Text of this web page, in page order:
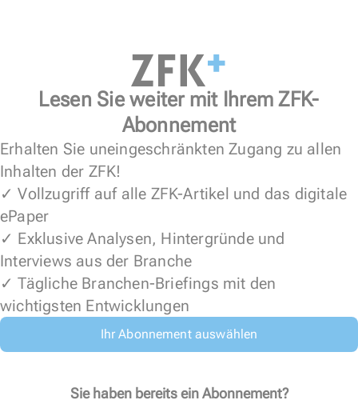
Lesen Sie weiter mit Ihrem ZFK-
Abonnement
Erhalten Sie uneingeschränkten Zugang zu allen
Inhalten der ZFK!
✓ Vollzugriff auf alle ZFK-Artikel und das digitale
ePaper
✓ Exklusive Analysen, Hintergründe und
Interviews aus der Branche
✓ Tägliche Branchen-Briefings mit den
wichtigsten Entwicklungen
Ihr Abonnement auswählen
Sie haben bereits ein Abonnement?